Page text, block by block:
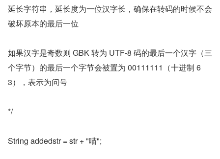
延长字符串，延长度为一位汉字长，确保在转码的时候不会
破坏原本的最后一位
如果汉字是奇数则 GBK 转为 UTF-8 码的最后一个汉字（三
个字节）的最后一个字节会被置为 00111111（十进制 6
3），表示为问号
*/
String addedstr = str + "喵";